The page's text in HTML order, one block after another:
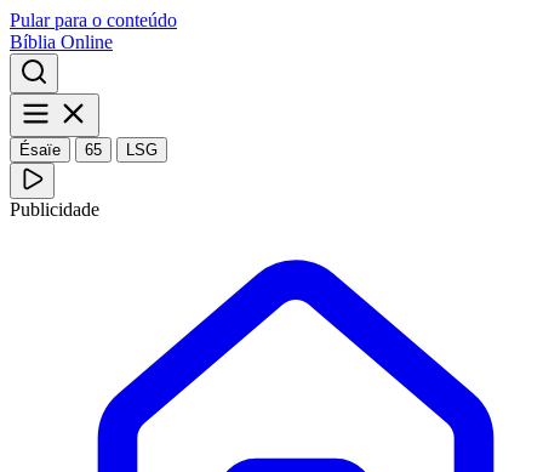
Pular para o conteúdo
Bíblia Online
Ésaïe 65 LSG
Publicidade